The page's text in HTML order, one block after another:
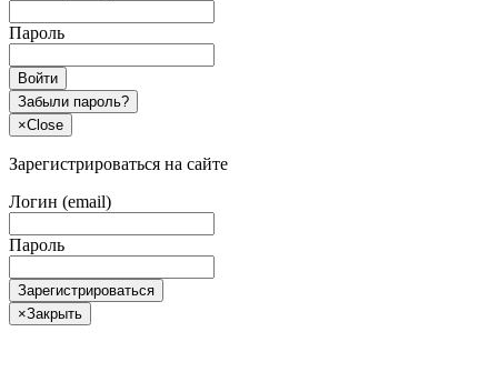
Пароль
Войти
Забыли пароль?
×Close
Зарегистрироваться на сайте
Логин (email)
Пароль
Зарегистрироваться
×Закрыть